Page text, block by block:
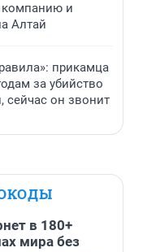
компанию и
Алтай
прикамца
за убийство
сейчас он звонит
в 180+
мира без